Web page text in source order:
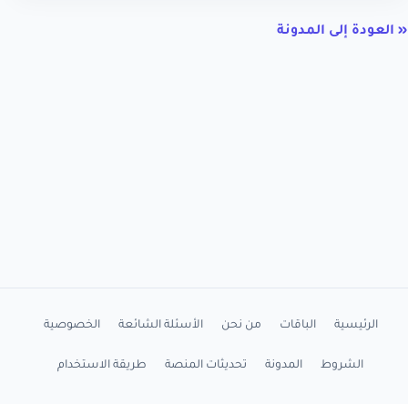
« العودة إلى المدونة
الرئيسية الباقات من نحن الأسئلة الشائعة الخصوصية
الشروط المدونة تحديثات المنصة طريقة الاستخدام